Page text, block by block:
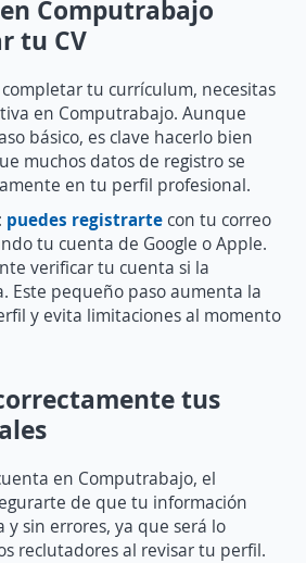
Computrabajo
tu CV
tu currículum, necesitas
en Computrabajo. Aunque
básico, es clave hacerlo bien
muchos datos de registro se
en tu perfil profesional.
puedes registrarte con tu correo
tu cuenta de Google o Apple.
verificar tu cuenta si la
Este pequeño paso aumenta la
y evita limitaciones al momento
tus
en Computrabajo, el
de que tu información
y sin errores, ya que será lo
reclutadores al revisar tu perfil.